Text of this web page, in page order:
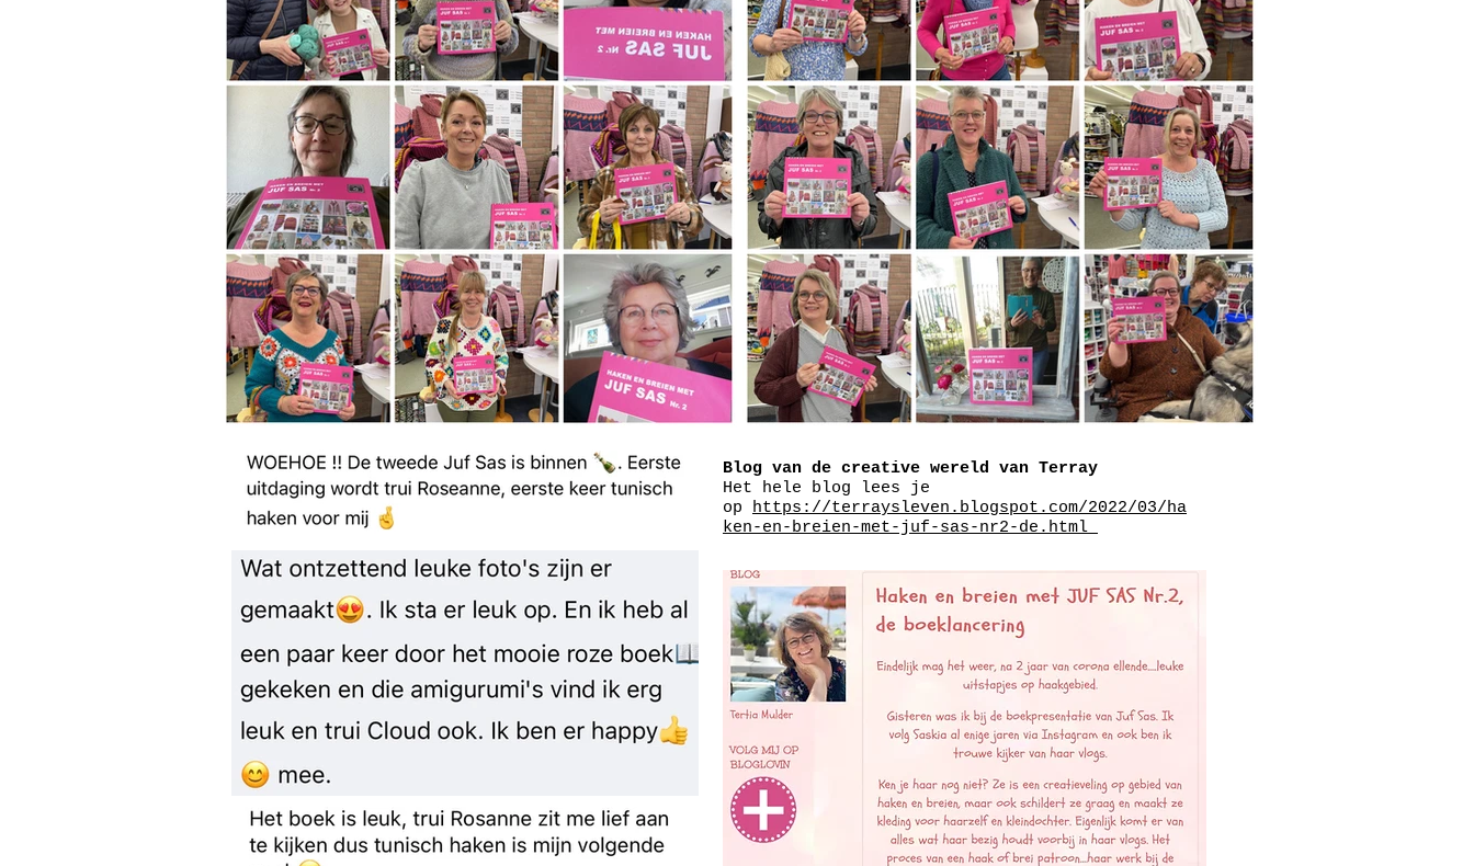
Blog van de creative wereld van Terray
Het hele blog lees je
op https://terraysleven.blogspot.com/2022/03/ha
ken-en-breien-met-juf-sas-nr2-de.html